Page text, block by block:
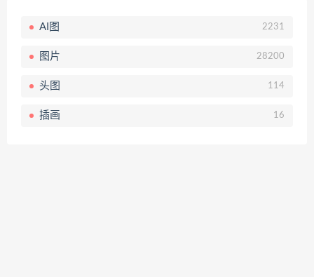
AI图 2231
图片 28200
头图 114
插画 16